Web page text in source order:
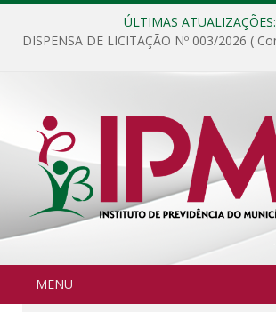
ÚLTIMAS ATUALIZAÇÕES:
MENU